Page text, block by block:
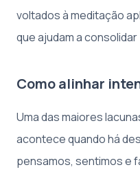
voltados à meditação
que ajudam a
Como alinhar
Uma das maiores
acontece quando há
pensamos, sentimos e